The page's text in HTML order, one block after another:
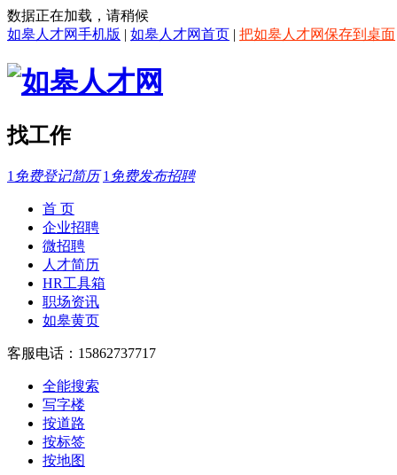
数据正在加载，请稍候
如皋人才网手机版 | 如皋人才网首页 | 把如皋人才网保存到桌面
找工作
1 免费登记简历 1 免费发布招聘
首 页
企业招聘
微招聘
人才简历
HR工具箱
职场资讯
如皋黄页
客服电话：15862737717
全能搜索
写字楼
按道路
按标签
按地图